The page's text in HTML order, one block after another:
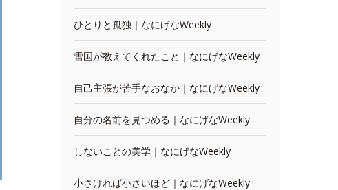
ひとりと孤独｜なにげなWeekly
雪国が教えてくれたこと｜なにげなWeekly
自己主張が苦手なおなか｜なにげなWeekly
自分の名前を見つめる｜なにげなWeekly
しないことの美学｜なにげなWeekly
小さければ小さいほど｜なにげなWeekly